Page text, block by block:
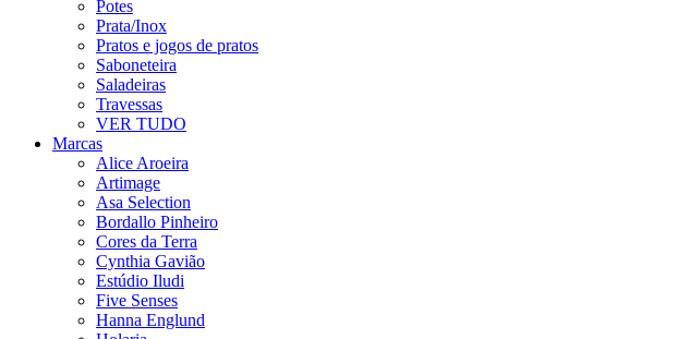
Potes
Prata/Inox
Pratos e jogos de pratos
Saboneteira
Saladeiras
Travessas
VER TUDO
Marcas
Alice Aroeira
Artimage
Asa Selection
Bordallo Pinheiro
Cores da Terra
Cynthia Gavião
Estúdio Iludi
Five Senses
Hanna Englund